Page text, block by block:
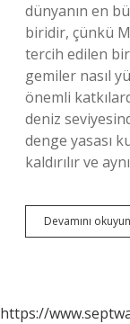
dünyanın en
biridir, çünkü
tercih edilen
gemiler nasıl
önemli
deniz
denge yasası
kaldırılır ve
Devamını okuyun
https://